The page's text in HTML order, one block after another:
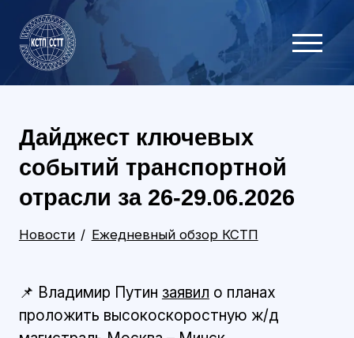
Дайджест ключевых
событий транспортной
отрасли за 26-29.06.2026
Новости Ежедневный обзор КСТП
📌 Владимир Путин заявил о планах
проложить высокоскоростную ж/д